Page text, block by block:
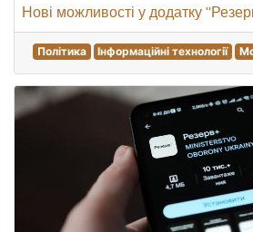
Нові можливості у додатку
Політика Інформаційні технології